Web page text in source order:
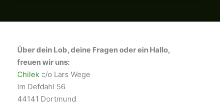
Über dein Lob, deine Fragen oder ein Hallo,
freuen wir uns:
Chilek c/o Lars Wege
Im Defdahl 56
44141 Dortmund